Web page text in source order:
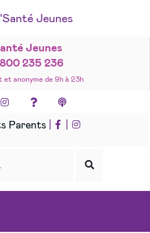
Jeunes
235 236
anonyme de 9h à 23h
InstagramFoire aux questions
Lancer
recherche